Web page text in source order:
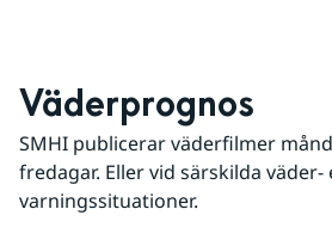
Väderprognos
SMHI publicerar väderfilmer
fredagar. Eller vid särskilda väder-
varningssituationer.